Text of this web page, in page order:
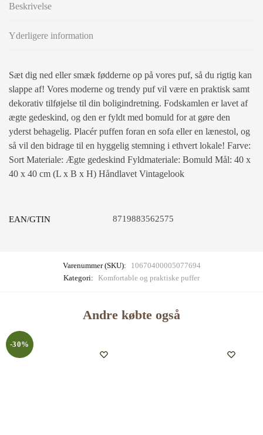
Beskrivelse
Yderligere information
Sæt dig ned eller smæk fødderne op på vores puf, så du rigtig kan
slappe af! Vores moderne og trendy puf vil være en praktisk samt
dekorativ tilføjelse til din boligindretning. Fodskamlen er lavet af
ægte gedeskind, og den er fyldt med bomuld for at gøre den
yderst behagelig. Placér puffen foran en sofa eller en lænestol, og
så vil den bidrage til en hyggelig stemning i ethvert lokale! Farve:
Sort Materiale: Ægte gedeskind Fyldmateriale: Bomuld Mål: 40 x
40 x 40 cm (L x B x H) Håndlavet Vintagelook
EAN/GTIN 8719883562575
Varenummer (SKU):
10670400005077694
Kategori: Komfortable og praktiske puffer
Andre købte også
-30%